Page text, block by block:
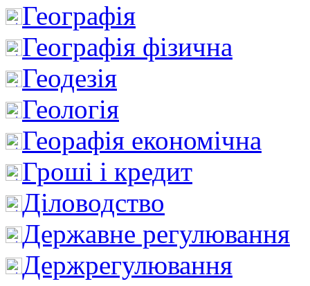
Географія
Географія фізична
Геодезія
Геологія
Георафія економічна
Гроші і кредит
Діловодство
Державне регулювання
Держрегулювання